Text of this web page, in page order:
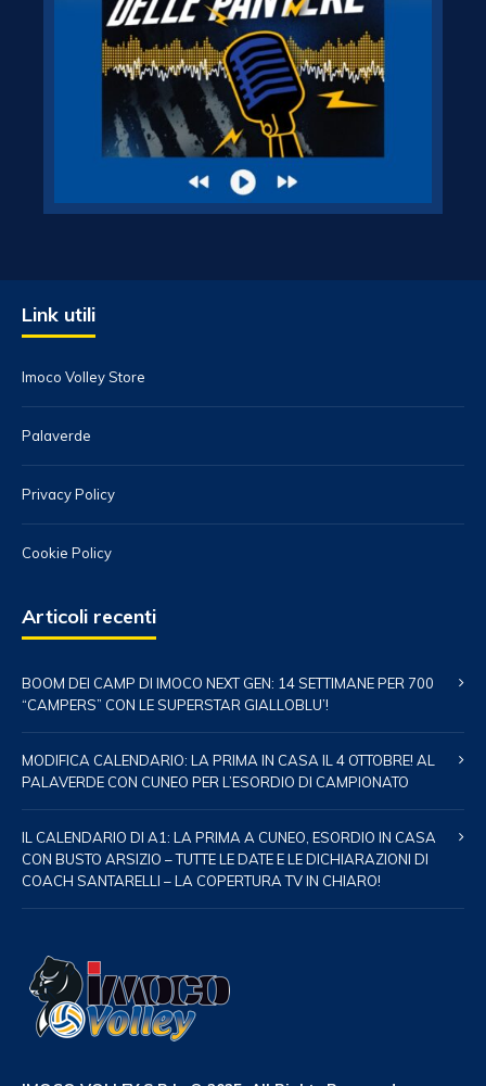
Link utili
Imoco Volley Store
Palaverde
Privacy Policy
Cookie Policy
Articoli recenti
BOOM DEI CAMP DI IMOCO NEXT GEN: 14 SETTIMANE PER 700
“CAMPERS” CON LE SUPERSTAR GIALLOBLU’!
MODIFICA CALENDARIO: LA PRIMA IN CASA IL 4 OTTOBRE! AL
PALAVERDE CON CUNEO PER L’ESORDIO DI CAMPIONATO
IL CALENDARIO DI A1: LA PRIMA A CUNEO, ESORDIO IN CASA
CON BUSTO ARSIZIO – TUTTE LE DATE E LE DICHIARAZIONI DI
COACH SANTARELLI – LA COPERTURA TV IN CHIARO!